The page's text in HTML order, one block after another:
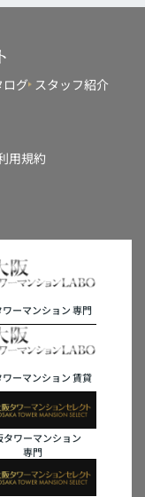
グ スタッフ紹介
用規約
ーマンション 専門
ーマンション 賃貸
タワーマンション
専門